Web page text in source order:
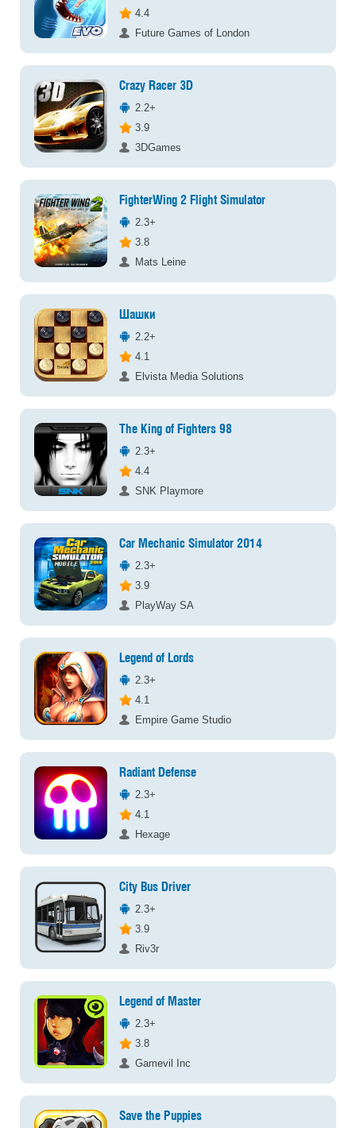
4.4
Future Games of London
Crazy Racer 3D
2.2+
3.9
3DGames
FighterWing 2 Flight Simulator
2.3+
3.8
Mats Leine
Шашки
2.2+
4.1
Elvista Media Solutions
The King of Fighters 98
2.3+
4.4
SNK Playmore
Car Mechanic Simulator 2014
2.3+
3.9
PlayWay SA
Legend of Lords
2.3+
4.1
Empire Game Studio
Radiant Defense
2.3+
4.1
Hexage
City Bus Driver
2.3+
3.9
Riv3r
Legend of Master
2.3+
3.8
Gamevil Inc
Save the Puppies